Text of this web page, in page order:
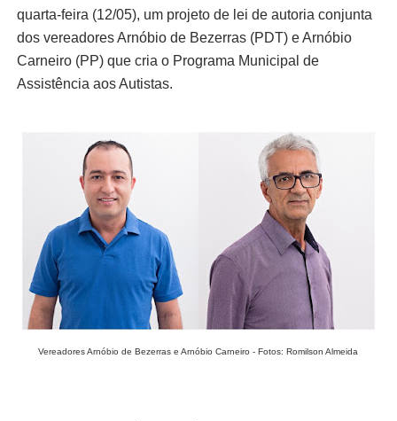
quarta-feira (12/05), um projeto de lei de autoria conjunta
dos vereadores Arnóbio de Bezerras (PDT) e Arnóbio
Carneiro (PP) que cria o Programa Municipal de
Assistência aos Autistas.
Vereadores Arnóbio de Bezerras e Arnóbio Carneiro - Fotos: Romilson Almeida